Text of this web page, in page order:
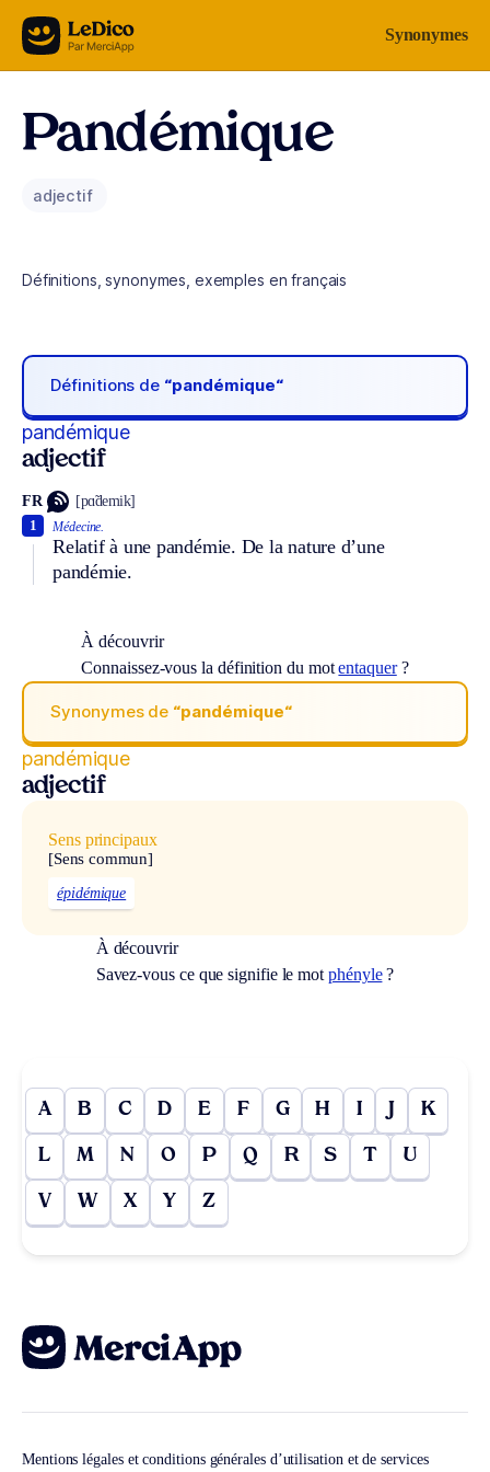
Aller au contenu Synonymes
Pandémique
adjectif
Définitions, synonymes, exemples en français
Définitions de “pandémique“
pandémique
adjectif
FR [pɑ̃demik]
Médecine.
Relatif à une pandémie. De la nature d’une
pandémie.
1
À découvrir
Connaissez-vous la définition du motentaquer?
Synonymes de “pandémique“
pandémique
adjectif
Sens principaux
[Sens commun]
épidémique
À découvrir
Savez-vous ce que signifie le mot phényle?
A B C D E F G H I J K
L M N O P Q R S T U
V W X Y Z
Mentions légales et conditions générales d’utilisation et de services